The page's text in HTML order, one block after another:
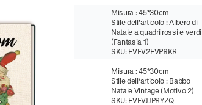
Misura :45*30cm
Stile dell'articolo :Albero di
Natale a quadri rossi e verdi
(Fantasia 1)
SKU: EVFV2EVP8KR
Misura :45*30cm
Stile dell'articolo : Babbo
Natale Vintage (Motivo 2)
SKU: EVFVJJPRYZQ